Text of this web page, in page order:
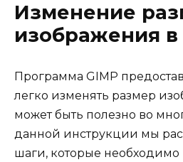
Изменение
изображения в
Программа GIMP
легко изменять размер
может быть полезно во
данной инструкции мы
шаги, которые